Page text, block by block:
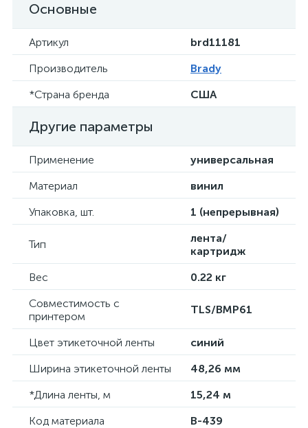
Основные
Артикул
brd11181
Производитель
Brady
*Страна бренда
США
Другие параметры
Применение
универсальная
Материал
винил
Упаковка, шт.
1 (непрерывная)
Тип
лента/
картридж
Вес
0.22 кг
Совместимость с
принтером
TLS/BMP61
Цвет этикеточной ленты
синий
Ширина этикеточной ленты
48,26 мм
*Длина ленты, м
15,24 м
Код материала
B-439